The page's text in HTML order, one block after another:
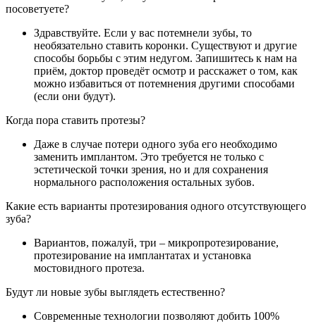
посоветуете?
Здравствуйте. Если у вас потемнели зубы, то
необязательно ставить коронки. Существуют и другие
способы борьбы с этим недугом. Запишитесь к нам на
приём, доктор проведёт осмотр и расскажет о том, как
можно избавиться от потемнения другими способами
(если они будут).
Когда пора ставить протезы?
Даже в случае потери одного зуба его необходимо
заменить имплантом. Это требуется не только с
эстетической точки зрения, но и для сохранения
нормального расположения остальных зубов.
Какие есть варианты протезирования одного отсутствующего
зуба?
Вариантов, пожалуй, три – микропротезирование,
протезирование на имплантатах и установка
мостовидного протеза.
Будут ли новые зубы выглядеть естественно?
Современные технологии позволяют добить 100%